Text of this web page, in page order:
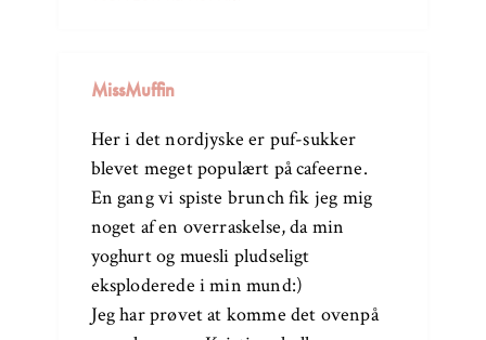
MissMuffin
Her i det nordjyske er puf-sukker
blevet meget populært på cafeerne.
En gang vi spiste brunch fik jeg mig
noget af en overraskelse, da min
yoghurt og muesli pludseligt
eksploderede i min mund:)
Jeg har prøvet at komme det ovenpå